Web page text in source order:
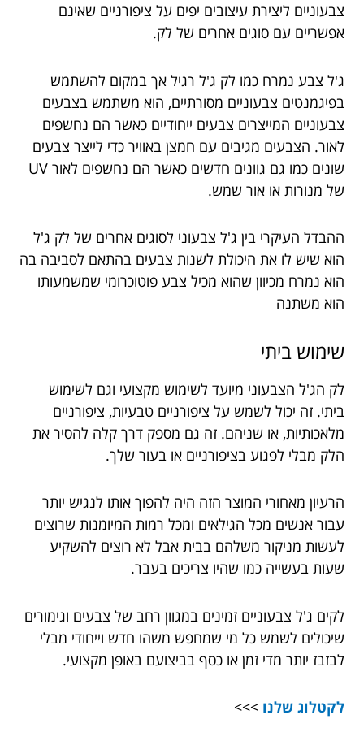
צבעוניים ליצירת עיצובים יפים על ציפורניים שאינם
אפשריים עם סוגים אחרים של לק.
ג'ל צבע נמרח כמו לק ג'ל רגיל אך במקום להשתמש
בפיגמנטים צבעוניים מסורתיים, הוא משתמש בצבעים
צבעוניים המייצרים צבעים ייחודיים כאשר הם נחשפים
לאור. הצבעים מגיבים עם חמצן באוויר כדי לייצר צבעים
שונים כמו גם גוונים חדשים כאשר הם נחשפים לאור UV
של מנורות או אור שמש.
ההבדל העיקרי בין ג'ל צבעוני לסוגים אחרים של לק ג'ל
הוא שיש לו את היכולת לשנות צבעים בהתאם לסביבה בה
הוא נמרח מכיוון שהוא מכיל צבע פוטוכרומי שמשמעותו
הוא משתנה
שימוש ביתי
לק הג'ל הצבעוני מיועד לשימוש מקצועי וגם לשימוש
ביתי. זה יכול לשמש על ציפורניים טבעיות, ציפורניים
מלאכותיות, או שניהם. זה גם מספק דרך קלה להסיר את
הלק מבלי לפגוע בציפורניים או בעור שלך.
הרעיון מאחורי המוצר הזה היה להפוך אותו לנגיש יותר
עבור אנשים מכל הגילאים ומכל רמות המיומנות שרוצים
לעשות מניקור משלהם בבית אבל לא רוצים להשקיע
שעות בעשייה כמו שהיו צריכים בעבר.
לקים ג'ל צבעוניים זמינים במגוון רחב של צבעים וגימורים
שיכולים לשמש כל מי שמחפש משהו חדש וייחודי מבלי
לבזבז יותר מדי זמן או כסף בביצועם באופן מקצועי.
לקטלוג שלנו >>>